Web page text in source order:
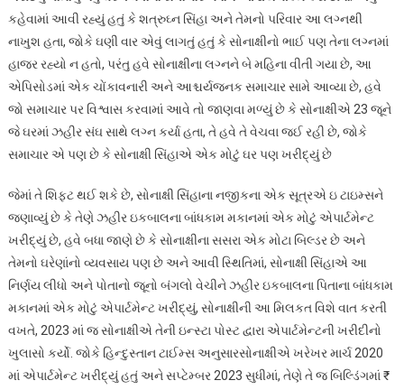
કહેવામાં આવી રહ્યું હતું કે શત્રુઘ્ન સિંહા અને તેમનો પરિવાર આ લગ્નથી
નાખુશ હતા, જોકે ઘણી વાર એવું લાગતું હતું કે સોનાક્ષીનો ભાઈ પણ તેના લગ્નમાં
હાજર રહ્યો ન હતો, પરંતુ હવે સોનાક્ષીના લગ્નને બે મહિના વીતી ગયા છે, આ
એપિસોડમાં એક ચોંકાવનારી અને આશ્ચર્યજનક સમાચાર સામે આવ્યા છે, હવે
જો સમાચાર પર વિશ્વાસ કરવામાં આવે તો જાણવા મળ્યું છે કે સોનાક્ષીએ 23 જૂને
જે ઘરમાં ઝહીર સંઘ સાથે લગ્ન કર્યા હતા, તે હવે તે વેચવા જઈ રહી છે, જોકે
સમાચાર એ પણ છે કે સોનાક્ષી સિંહાએ એક મોટું ઘર પણ ખરીદ્યું છે
જેમાં તે શિફ્ટ થઈ શકે છે, સોનાક્ષી સિંહાના નજીકના એક સૂત્રએ ઇ ટાઇમ્સને
જણાવ્યું છે કે તેણે ઝહીર ઇકબાલના બાંધકામ મકાનમાં એક મોટું એપાર્ટમેન્ટ
ખરીદ્યું છે, હવે બધા જાણે છે કે સોનાક્ષીના સસરા એક મોટા બિલ્ડર છે અને
તેમનો ઘરેણાંનો વ્યવસાય પણ છે અને આવી સ્થિતિમાં, સોનાક્ષી સિંહાએ આ
નિર્ણય લીધો અને પોતાનો જૂનો બંગલો વેચીને ઝહીર ઇકબાલના પિતાના બાંધકામ
મકાનમાં એક મોટું એપાર્ટમેન્ટ ખરીદ્યું, સોનાક્ષીની આ મિલકત વિશે વાત કરતી
વખતે, 2023 માં જ સોનાક્ષીએ તેની ઇન્સ્ટા પોસ્ટ દ્વારા એપાર્ટમેન્ટની ખરીદીનો
ખુલાસો કર્યો. જોકે હિન્દુસ્તાન ટાઈમ્સ અનુસારસોનાક્ષીએ ખરેખર માર્ચ 2020
માં એપાર્ટમેન્ટ ખરીદ્યું હતું અને સપ્ટેમ્બર 2023 સુધીમાં, તેણે તે જ બિલ્ડિંગમાં ₹